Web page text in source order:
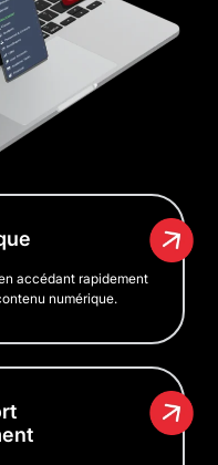
accédant rapidement
numérique.